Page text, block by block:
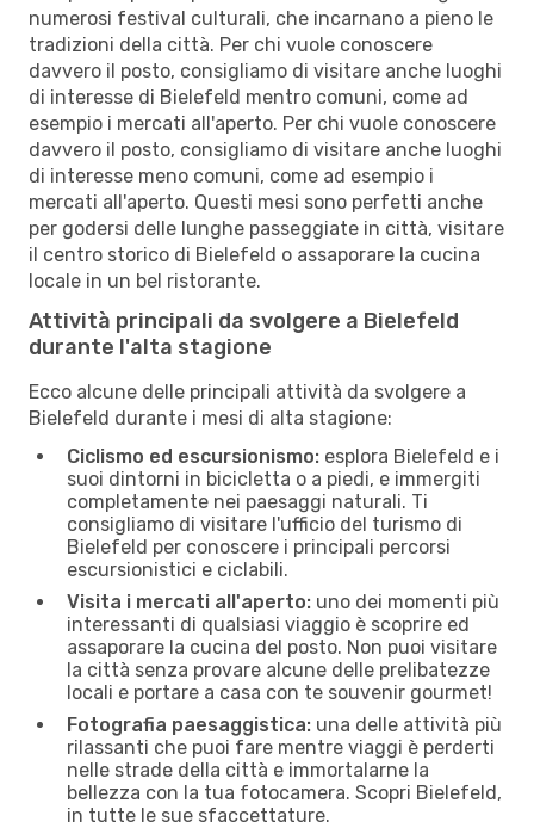
numerosi festival culturali, che incarnano a pieno le
tradizioni della città. Per chi vuole conoscere
davvero il posto, consigliamo di visitare anche luoghi
di interesse di Bielefeld mentro comuni, come ad
esempio i mercati all'aperto. Per chi vuole conoscere
davvero il posto, consigliamo di visitare anche luoghi
di interesse meno comuni, come ad esempio i
mercati all'aperto. Questi mesi sono perfetti anche
per godersi delle lunghe passeggiate in città, visitare
il centro storico di Bielefeld o assaporare la cucina
locale in un bel ristorante.
Attività principali da svolgere a Bielefeld
durante l'alta stagione
Ecco alcune delle principali attività da svolgere a
Bielefeld durante i mesi di alta stagione:
Ciclismo ed escursionismo: esplora Bielefeld e i
suoi dintorni in bicicletta o a piedi, e immergiti
completamente nei paesaggi naturali. Ti
consigliamo di visitare l'ufficio del turismo di
Bielefeld per conoscere i principali percorsi
escursionistici e ciclabili.
Visita i mercati all'aperto: uno dei momenti più
interessanti di qualsiasi viaggio è scoprire ed
assaporare la cucina del posto. Non puoi visitare
la città senza provare alcune delle prelibatezze
locali e portare a casa con te souvenir gourmet!
Fotografia paesaggistica: una delle attività più
rilassanti che puoi fare mentre viaggi è perderti
nelle strade della città e immortalarne la
bellezza con la tua fotocamera. Scopri Bielefeld,
in tutte le sue sfaccettature.